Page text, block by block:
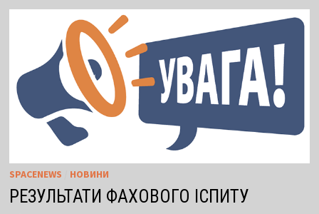
SPACENEWS НОВИНИ
РЕЗУЛЬТАТИ ФАХОВОГО ІСПИТУ